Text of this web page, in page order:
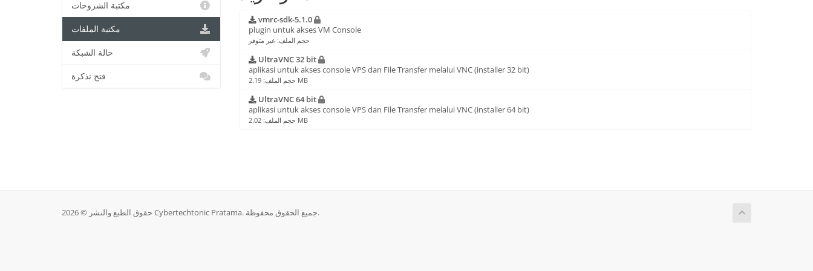
vmrc-sdk-5.1.0
plugin untuk akses VM Console
حجم الملف: غير متوفر
UltraVNC 32 bit
aplikasi untuk akses console VPS dan File Transfer melalui VNC (installer 32 bit)
حجم الملف: 2.19 MB
UltraVNC 64 bit
aplikasi untuk akses console VPS dan File Transfer melalui VNC (installer 64 bit)
حجم الملف: 2.02 MB
مكتبة الشروحات
مكتبة الملفات
حالة الشبكة
فتح تذكرة
حقوق الطبع والنشر © 2026 Cybertechtonic Pratama. جميع الحقوق محفوظة.